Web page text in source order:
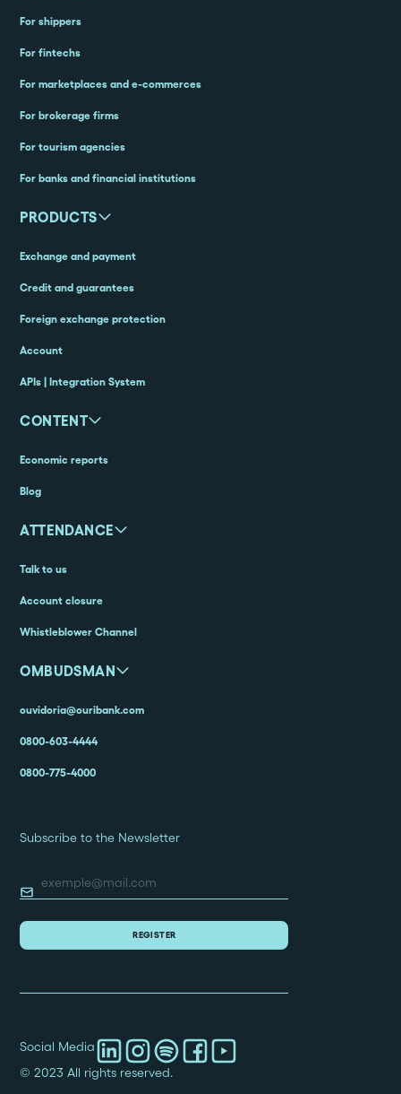
For shippers
For fintechs
For marketplaces and e-commerces
For brokerage firms
For tourism agencies
For banks and financial institutions
PRODUCTS
Exchange and payment
Credit and guarantees
Foreign exchange protection
Account
APIs | Integration System
CONTENT
Economic reports
Blog
ATTENDANCE
Talk to us
Account closure
Whistleblower Channel
OMBUDSMAN
ouvidoria@ouribank.com
0800-603-4444
0800-775-4000
Subscribe to the Newsletter
© 2023 All rights reserved.
Social Media